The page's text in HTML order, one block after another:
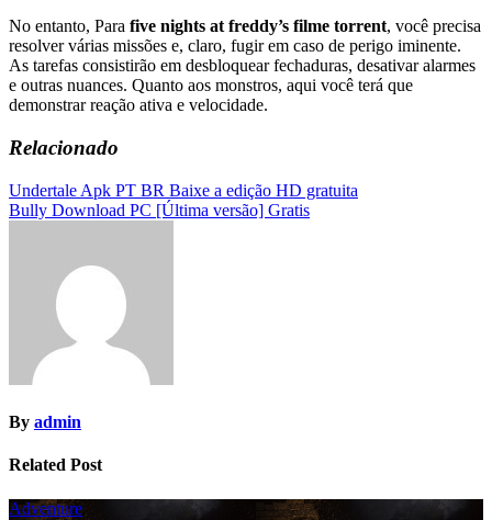
No entanto, Para five nights at freddy’s filme torrent, você precisa
resolver várias missões e, claro, fugir em caso de perigo iminente.
As tarefas consistirão em desbloquear fechaduras, desativar alarmes
e outras nuances. Quanto aos monstros, aqui você terá que
demonstrar reação ativa e velocidade.
Relacionado
Navegação
de
Undertale Apk PT BR Baixe a edição HD gratuita
Bully Download PC [Última versão] Gratis
By admin
Related Post
Adventure